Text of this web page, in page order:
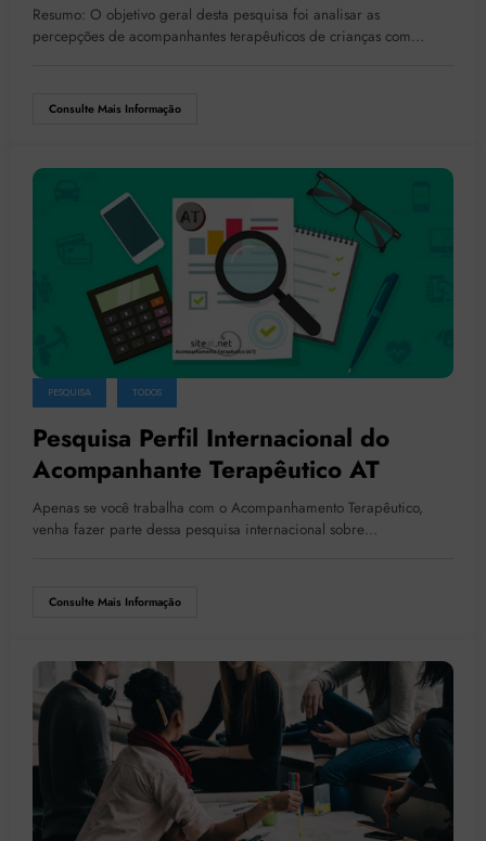
Acompanhantes Terapêuticas
Resumo: O objetivo geral desta pesquisa foi analisar as
percepções de acompanhantes terapêuticos de crianças com…
Consulte Mais Informação
PESQUISA TODOS
Pesquisa Perfil Internacional do
Acompanhante Terapêutico AT
Apenas se você trabalha com o Acompanhamento Terapêutico,
venha fazer parte dessa pesquisa internacional sobre…
Consulte Mais Informação